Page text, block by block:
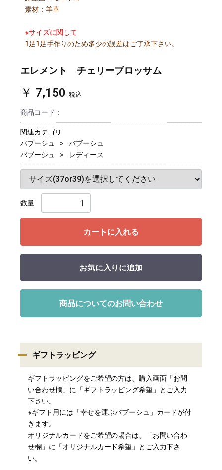
素材：羊革
※サイズに関して
1足1足手作りのため多少の誤差はご了承下さい。
エレメント チェリーブロッサム
￥ 7,150 税込
商品コード：
関連カテゴリ
バブーシュ
バブーシュ
バブーシュ
レディース
数量
カートに入れる
お気に入りに追加
商品についてのお問い合わせ
ギフトラッピング
ギフトラッピングをご希望の方は、購入画面「お問
い合わせ欄」に「ギフトラッピング希望」とご入力
下さい。
※ギフト用には「幸せを運ぶバブーシュ」カードが付
きます。
オリジナルカードをご希望の場合は、「お問い合わ
せ欄」に「オリジナルカード希望」とご入力下さ
い。